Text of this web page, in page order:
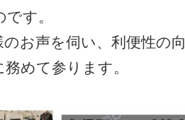
す。
お声を伺い、利便性の
めて参ります。